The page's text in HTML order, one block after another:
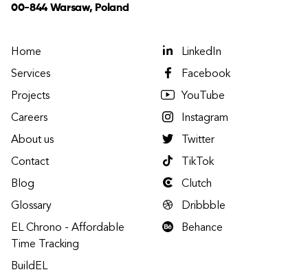
00-844 Warsaw, Poland
Home
Services
Projects
Careers
About us
Contact
Blog
Glossary
EL Chrono - Affordable
Time Tracking
BuildEL
LinkedIn
Facebook
YouTube
Instagram
Twitter
TikTok
Clutch
Dribbble
Behance